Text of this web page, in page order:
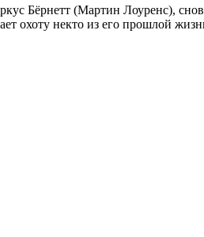
Бёрнетт (Мартин Лоуренс),
охоту некто из его прошлой